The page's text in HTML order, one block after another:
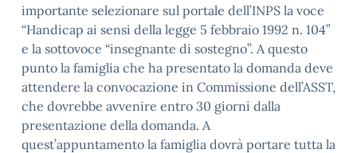
importante selezionare sul portale dell’INPS la voce
“Handicap ai sensi della legge 5 febbraio 1992 n. 104”
e la sottovoce “insegnante di sostegno”. A questo
punto la famiglia che ha presentato la domanda deve
attendere la convocazione in Commissione dell’ASST,
che dovrebbe avvenire entro 30 giorni dalla
presentazione della domanda. A
quest’appuntamento la famiglia dovrà portare tutta la